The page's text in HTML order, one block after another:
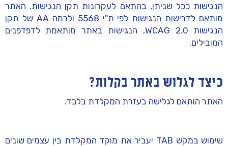
הנגישות ככל שניתן, בהתאם לעקרונות תקן הנגישות. האתר
מותאם לדרישות הנגישות לפי ת"י 5568 ולרמה AA של תקן
הנגישות WCAG 2.0, הנגישות באתר מותאמת לדפדפנים
המובילים.
כיצד לגלוש באתר בקלות?
האתר הותאם לגלישה בעזרת המקלדת בלבד.
שימוש במקש TAB יעביר את מוקד המקלדת בין עצמים שונים